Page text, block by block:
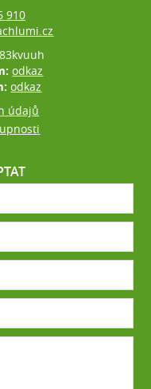
910
83kvuuh
odkaz
odkaz
údajů